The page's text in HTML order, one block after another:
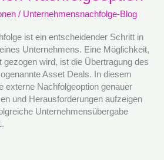
/ Unternehmensnachfolge-Blog
ist ein entscheidender Schritt in
Unternehmens. Eine Möglichkeit,
gezogen wird, ist die Übertragung des
Asset Deals. In diesem
externe Nachfolgeoption genauer
und Herausforderungen aufzeigen
Unternehmensübergabe